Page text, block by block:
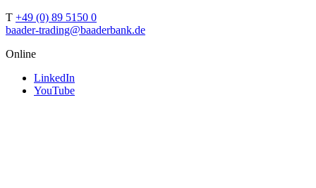
T +49 (0) 89 5150 0
baader-trading@baaderbank.de
Online
LinkedIn
YouTube